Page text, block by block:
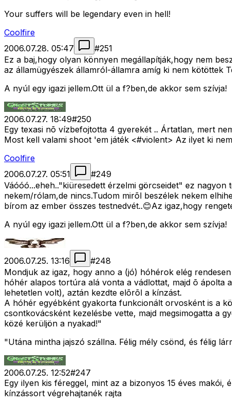
Your suffers will be legendary even in hell!
Coolfire
2006.07.28. 05:47
#251
Ez a baj,hogy olyan könnyen megállapítják,hogy nem
az államügyészek államról-államra amíg ki nem kötöttek
A nyúl egy igazi jellem.Ott ül a f?ben,de akkor sem szívja!
2006.07.27. 18:49#250
Egy texasi nõ vízbefojtotta 4 gyerekét .. Ártatlan, mert
Most kell valami shoot 'em játék <#violent> Az ilyet ki
Coolfire
2006.07.27. 05:51
#249
Váóóó...eheh.."kiüresedett érzelmi görcseidet" ez
nekem/rólam,de nincs.Tudom mirõl beszélek nekem
bírom az ember összes testnedvét..😊Az igaz,hogy
A nyúl egy igazi jellem.Ott ül a f?ben,de akkor sem szívja!
2006.07.25. 13:16 #248
Mondjuk az igaz, hogy anno a (jó) hóhérok elég
hóhér alapos tortúra alá vonta a vádlottat, majd õ ápolta
lehetetlen volt), aztán kezdte elõrõl a kínzást.
A hóhér egyébként gyakorta funkcionált orvosként is a
csontkovácsként kezelésbe vette, majd megsimogatta a
közé kerüljön a nyakad!"
"Utána mintha jajszó szállna. Félig mély csönd, és félig
2006.07.25. 12:52#247
Egy ilyen kis féreggel, mint az a bizonyos 15 éves
kínzássort végrehajtanék rajta